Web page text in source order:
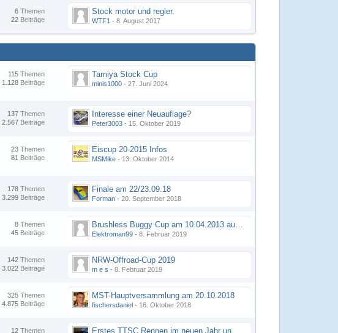
Themen
6
Beiträge
22
Stock motor und regler.
WTF1 - 8. August 2017
Themen
115
Beiträge
1.128
Tamiya Stock Cup
minis1000 - 27. Juni 2024
Themen
137
Beiträge
2.567
Interesse einer Neuauflage?
Peter3003 - 15. Oktober 2019
Themen
23
Beiträge
81
Eiscup 20-2015 Infos
MSMike - 13. Oktober 2014
Themen
178
Beiträge
3.299
Finale am 22/23.09.18
Forman - 20. September 2018
Themen
8
Beiträge
45
Brushless Buggy Cup am 10.04.2013 auf der Intermodellbau in Dortmund
Elektroman99 - 8. Februar 2019
Themen
142
Beiträge
3.022
NRW-Offroad-Cup 2019
m e s - 8. Februar 2019
Themen
325
Beiträge
4.875
MST-Hauptversammlung am 20.10.2018
fischersdaniel - 16. Oktober 2018
Themen
12